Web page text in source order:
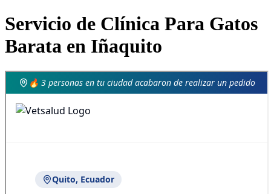
Servicio de Clínica Para Gatos
Barata en Iñaquito